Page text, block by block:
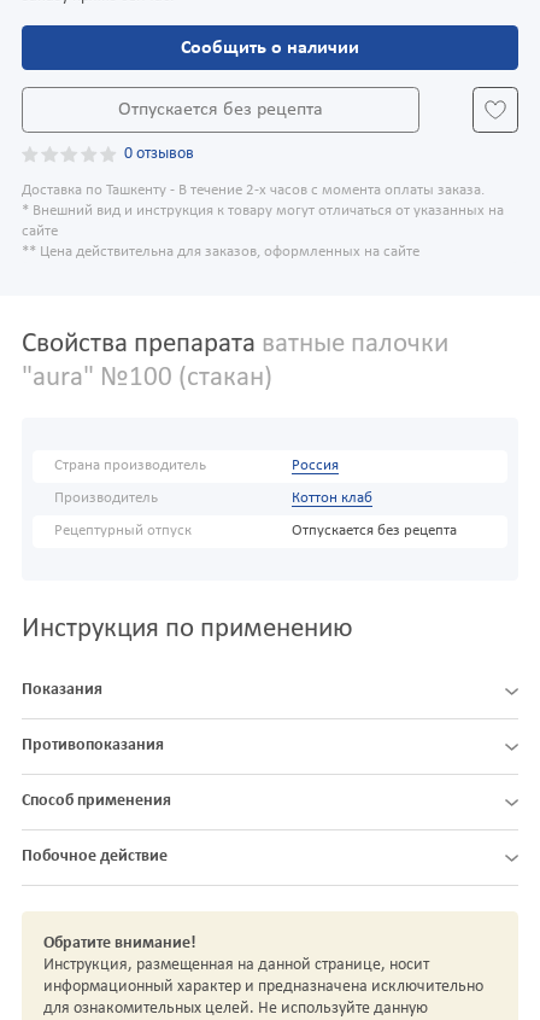
Сообщить о наличии
Отпускается без рецепта
0 отзывов
Доставка по Ташкенту - В течение 2-х часов с момента оплаты заказа.
* Внешний вид и инструкция к товару могут отличаться от указанных на
сайте
** Цена действительна для заказов, оформленных на сайте
Свойства препарата ватные палочки
"aura" №100 (стакан)
Страна производитель Россия
Производитель Коттон клаб
Рецептурный отпуск Отпускается без рецепта
Инструкция по применению
Показания
Противопоказания
Способ применения
Побочное действие
Обратите внимание!
Инструкция, размещенная на данной странице, носит
информационный характер и предназначена исключительно
для ознакомительных целей. Не используйте данную